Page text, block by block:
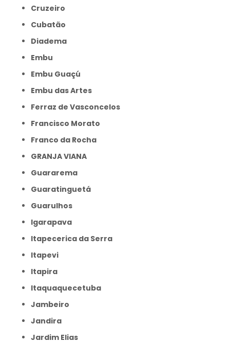
Cruzeiro
Cubatão
Diadema
Embu
Embu Guaçú
Embu das Artes
Ferraz de Vasconcelos
Francisco Morato
Franco da Rocha
GRANJA VIANA
Guararema
Guaratinguetá
Guarulhos
Igarapava
Itapecerica da Serra
Itapevi
Itapira
Itaquaquecetuba
Jambeiro
Jandira
Jardim Elias